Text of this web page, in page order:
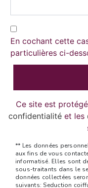
En cochant cette
particulières ci-
Ce site est
confidentialité et les
** Les données
aux fins de vous
informatisé. Elles sont
sous-traitants dans le
données collectées
suivants: Seduction